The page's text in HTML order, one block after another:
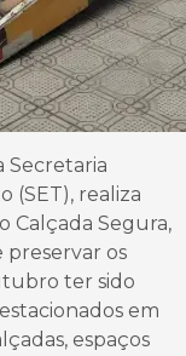
Secretaria
(SET), realiza
Calçada Segura,
os
ter sido
em
espaços